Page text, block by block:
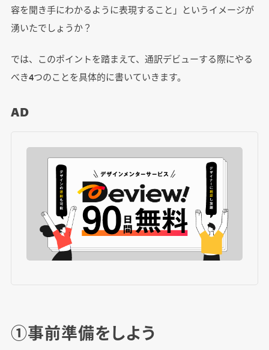
容を聞き手にわかるように表現すること」というイメージが
湧いたでしょうか？
では、このポイントを踏まえて、通訳デビューする際にやる
べき4つのことを具体的に書いていきます。
AD
①事前準備をしよう